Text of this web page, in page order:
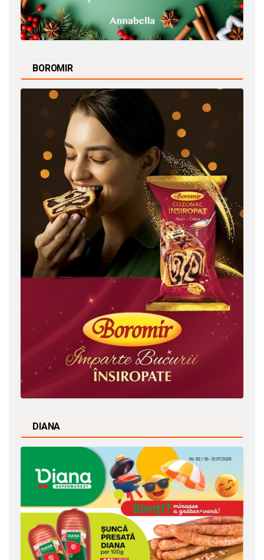
BOROMIR
DIANA